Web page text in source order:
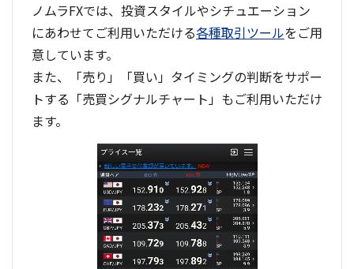
ノムラFXでは、投資スタイルやシチュエーション
にあわせてご利用いただける各種取引ツールをご用
意しています。
また、「売り」「買い」タイミングの判断をサポー
トする「売買シグナルチャート」もご利用いただけ
ます。